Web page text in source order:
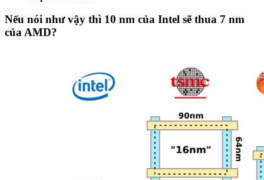
Nếu nói như vậy thì 10 nm của Intel sẽ thua 7 nm
của AMD?